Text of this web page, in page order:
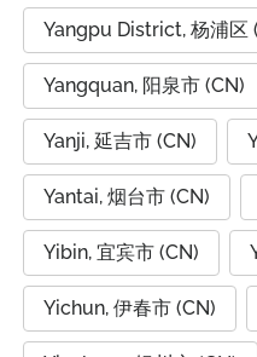
Yangpu District, 杨浦区
Yangquan, 阳泉市 (CN)
Yanji, 延吉市 (CN)
Yantai, 烟台市 (CN)
Yibin, 宜宾市 (CN)
Yichun, 伊春市 (CN)